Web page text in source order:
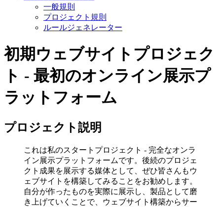
一般規則
プロジェクト規則
ルールジェネレーター
初期ウェブサイトプロジェク
ト - 最初のオンライン展示プ
ラットフォーム
プロジェクト説明
これは私のスタートプロジェクト - 完全なオンラ
イン展示プラットフォームです。後続のプロジェ
クト成果を展示する媒体として、ぜひ皆さんもウ
ェブサイトを構築してみることをお勧めします。
自分が作ったものを実際に展示し、製品として磨
き上げていくことで、ウェブサイト構築からサー